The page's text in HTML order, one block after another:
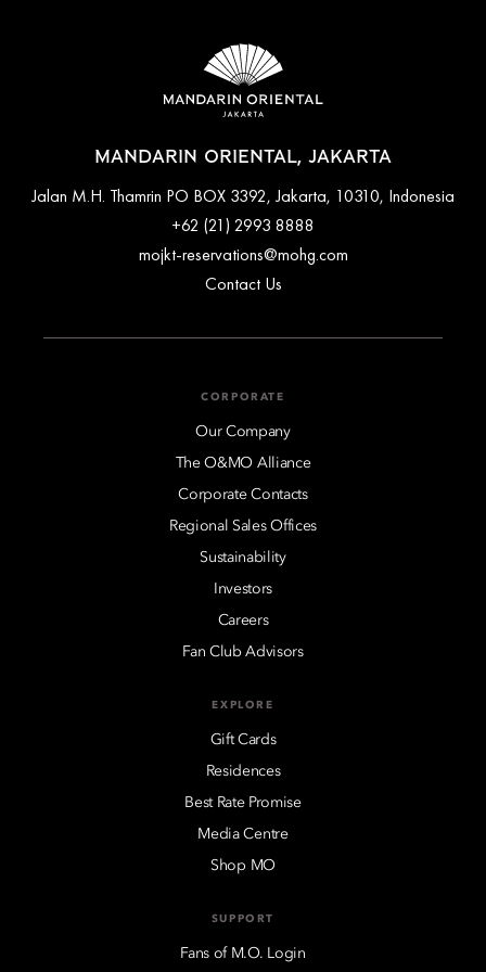
terms and conditions of their reservation when booking.
Some rates may require advance payments and have different
cancellation requirements. For further information, please
MANDARIN ORIENTAL, JAKARTA
Jalan M.H. Thamrin PO BOX 3392, Jakarta, 10310, Indonesia
+62 (21) 2993 8888
mojkt-reservations@mohg.com
Contact Us
CORPORATE
Our Company
The O&MO Alliance
Corporate Contacts
Regional Sales Offices
Sustainability
Investors
Careers
Fan Club Advisors
EXPLORE
Gift Cards
Residences
Best Rate Promise
Media Centre
Shop MO
SUPPORT
Fans of M.O. Login